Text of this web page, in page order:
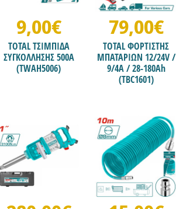
9,00€
TOTAL ΤΣΙΜΠΙΔΑ
ΣΥΓΚΟΛΛΗΣΗΣ 500Α
(TWAH5006)
79,00€
TOTAL ΦΟΡΤΙΣΤΗΣ
ΜΠΑΤΑΡΙΩΝ 12/24V /
9/4A / 28-180Ah
(TBC1601)